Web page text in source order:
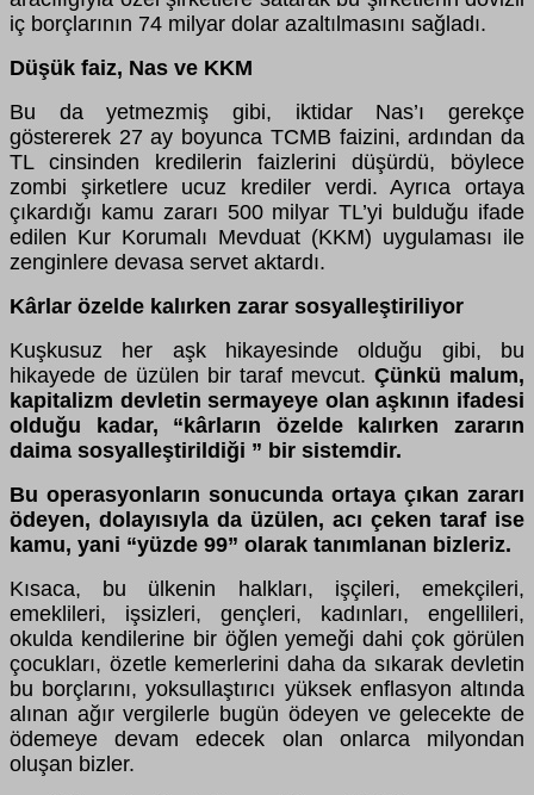
iç borçlarının 74 milyar dolar azaltılmasını sağladı.
Düşük faiz, Nas ve KKM
Bu da yetmezmiş gibi, iktidar Nas’ı gerekçe
göstererek 27 ay boyunca TCMB faizini, ardından da
TL cinsinden kredilerin faizlerini düşürdü, böylece
zombi şirketlere ucuz krediler verdi. Ayrıca ortaya
çıkardığı kamu zararı 500 milyar TL’yi bulduğu ifade
edilen Kur Korumalı Mevduat (KKM) uygulaması ile
zenginlere devasa servet aktardı.
Kârlar özelde kalırken zarar sosyalleştiriliyor
Kuşkusuz her aşk hikayesinde olduğu gibi, bu
hikayede de üzülen bir taraf mevcut. Çünkü malum,
kapitalizm devletin sermayeye olan aşkının ifadesi
olduğu kadar, “kârların özelde kalırken zararın
daima sosyalleştirildiği ” bir sistemdir.
Bu operasyonların sonucunda ortaya çıkan zararı
ödeyen, dolayısıyla da üzülen, acı çeken taraf ise
kamu, yani “yüzde 99” olarak tanımlanan bizleriz.
Kısaca, bu ülkenin halkları, işçileri, emekçileri,
emeklileri, işsizleri, gençleri, kadınları, engellileri,
okulda kendilerine bir öğlen yemeği dahi çok görülen
çocukları, özetle kemerlerini daha da sıkarak devletin
bu borçlarını, yoksullaştırıcı yüksek enflasyon altında
alınan ağır vergilerle bugün ödeyen ve gelecekte de
ödemeye devam edecek olan onlarca milyondan
oluşan bizler.